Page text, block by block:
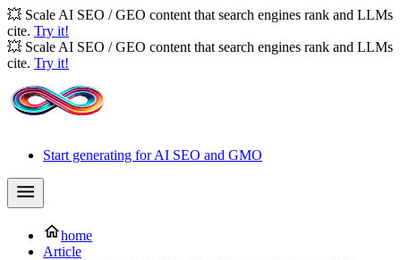
💥 Scale AI SEO / GEO content that search engines rank and LLMs
cite. Try it!
💥 Scale AI SEO / GEO content that search engines rank and LLMs
cite. Try it!
Start generating for AI SEO and GMO
home
Article